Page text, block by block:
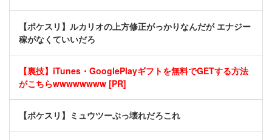
【ポケスリ】ルカリオの上方修正がっかりなんだが エナジー
稼がなくていいだろ
【裏技】iTunes・GooglePlayギフトを無料でGETする方法
がこちらwwwwwwww [PR]
【ポケスリ】ミュウツーぶっ壊れだろこれ